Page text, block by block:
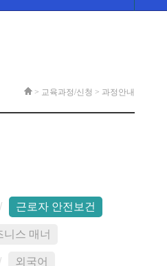
> 교육과정/신청 > 과정안내
/ 근로자 안전보건
니스 매너
/ 외국어